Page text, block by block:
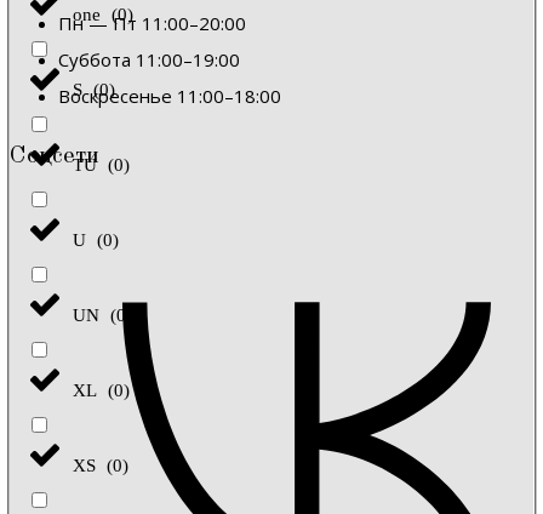
one (0)
S (0)
TU (0)
U (0)
UN (0
XL (0)
XS (0)
Пн — Пт 11:00–20:00
Суббота 11:00–19:00
Воскресенье 11:00–18:00
Соцсети